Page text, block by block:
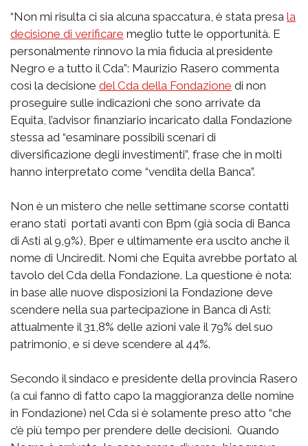
“Non mi risulta ci sia alcuna spaccatura, è stata presa la
decisione di verificare meglio tutte le opportunità. E
personalmente rinnovo la mia fiducia al presidente
Negro e a tutto il Cda”: Maurizio Rasero commenta
così la decisione del Cda della Fondazione di non
proseguire sulle indicazioni che sono arrivate da
Equita, l’advisor finanziario incaricato dalla Fondazione
stessa ad “esaminare possibili scenari di
diversificazione degli investimenti”, frase che in molti
hanno interpretato come “vendita della Banca”.
Non è un mistero che nelle settimane scorse contatti
erano stati portati avanti con Bpm (già socia di Banca
di Asti al 9,9%), Bper e ultimamente era uscito anche il
nome di Unciredit. Nomi che Equita avrebbe portato al
tavolo del Cda della Fondazione. La questione è nota:
in base alle nuove disposizioni la Fondazione deve
scendere nella sua partecipazione in Banca di Asti:
attualmente il 31,8% delle azioni vale il 79% del suo
patrimonio, e si deve scendere al 44%.
Secondo il sindaco e presidente della provincia Rasero
(a cui fanno di fatto capo la maggioranza delle nomine
in Fondazione) nel Cda si è solamente preso atto “che
c’è più tempo per prendere delle decisioni. Quando